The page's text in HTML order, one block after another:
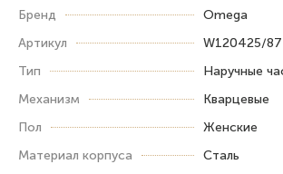
Бренд
Omega
Артикул
W120425/
Тип
Наручные
Механизм
Кварцевые
Пол
Женские
Материал корпуса
Сталь